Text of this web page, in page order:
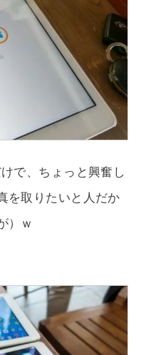
で、ちょっと興奮し
を取りたいと人だか
）ｗ